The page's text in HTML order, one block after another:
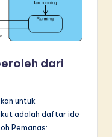
dari
untuk
adalah daftar ide
Pemanas: